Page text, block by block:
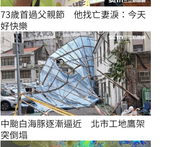
73歲首過父親節　他找亡妻淚：今天
好快樂
中颱白海豚逐漸逼近　北市工地鷹架
突倒塌